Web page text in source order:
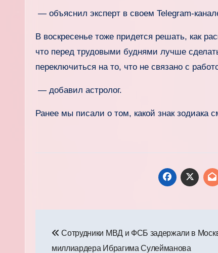
— объяснил эксперт в своем Telegram-
В воскресенье тоже придется решать, как
что перед трудовыми буднями лучше
переключиться на то, что не связано с
— добавил астролог.
Ранее мы писали о том, какой знак зодиака
по
Сотрудники МВД и ФСБ задержали в
миллиардера Ибрагима Сулейманова